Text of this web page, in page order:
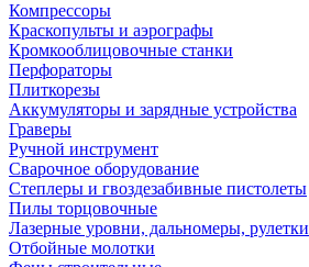
Компрессоры
Краскопульты и аэрографы
Кромкооблицовочные станки
Перфораторы
Плиткорезы
Аккумуляторы и зарядные устройства
Граверы
Ручной инструмент
Сварочное оборудование
Степлеры и гвоздезабивные пистолеты
Пилы торцовочные
Лазерные уровни, дальномеры, рулетки
Отбойные молотки